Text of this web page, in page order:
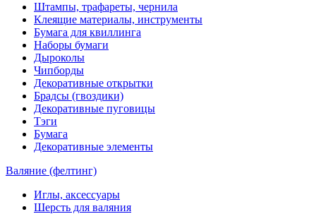
Штампы, трафареты, чернила
Клеящие материалы, инструменты
Бумага для квиллинга
Наборы бумаги
Дыроколы
Чипборды
Декоративные открытки
Брадсы (гвоздики)
Декоративные пуговицы
Тэги
Бумага
Декоративные элементы
Валяние (фелтинг)
Иглы, аксессуары
Шерсть для валяния